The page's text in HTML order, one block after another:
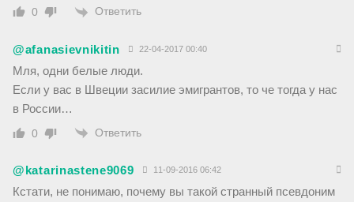
0 Ответить
@afanasievnikitin 22-04-2017 00:40
Мля, одни белые люди.
Если у вас в Швеции засилие эмигрантов, то че тогда у нас
в России…
0 Ответить
@katarinastene9069 11-09-2016 06:42
Кстати, не понимаю, почему вы такой странный псевдоним